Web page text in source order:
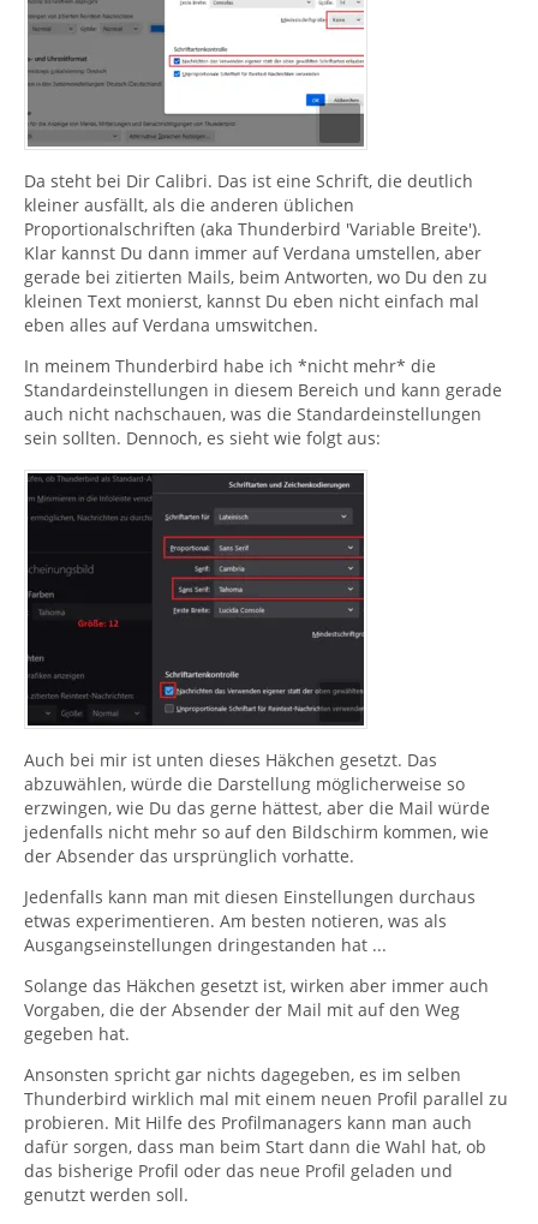
Da steht bei Dir Calibri. Das ist eine Schrift, die deutlich
kleiner ausfällt, als die anderen üblichen
Proportionalschriften (aka Thunderbird 'Variable Breite').
Klar kannst Du dann immer auf Verdana umstellen, aber
gerade bei zitierten Mails, beim Antworten, wo Du den zu
kleinen Text monierst, kannst Du eben nicht einfach mal
eben alles auf Verdana umswitchen.
In meinem Thunderbird habe ich *nicht mehr* die
Standardeinstellungen in diesem Bereich und kann gerade
auch nicht nachschauen, was die Standardeinstellungen
sein sollten. Dennoch, es sieht wie folgt aus:
Auch bei mir ist unten dieses Häkchen gesetzt. Das
abzuwählen, würde die Darstellung möglicherweise so
erzwingen, wie Du das gerne hättest, aber die Mail würde
jedenfalls nicht mehr so auf den Bildschirm kommen, wie
der Absender das ursprünglich vorhatte.
Jedenfalls kann man mit diesen Einstellungen durchaus
etwas experimentieren. Am besten notieren, was als
Ausgangseinstellungen dringestanden hat ...
Solange das Häkchen gesetzt ist, wirken aber immer auch
Vorgaben, die der Absender der Mail mit auf den Weg
gegeben hat.
Ansonsten spricht gar nichts dagegeben, es im selben
Thunderbird wirklich mal mit einem neuen Profil parallel zu
probieren. Mit Hilfe des Profilmanagers kann man auch
dafür sorgen, dass man beim Start dann die Wahl hat, ob
das bisherige Profil oder das neue Profil geladen und
genutzt werden soll.